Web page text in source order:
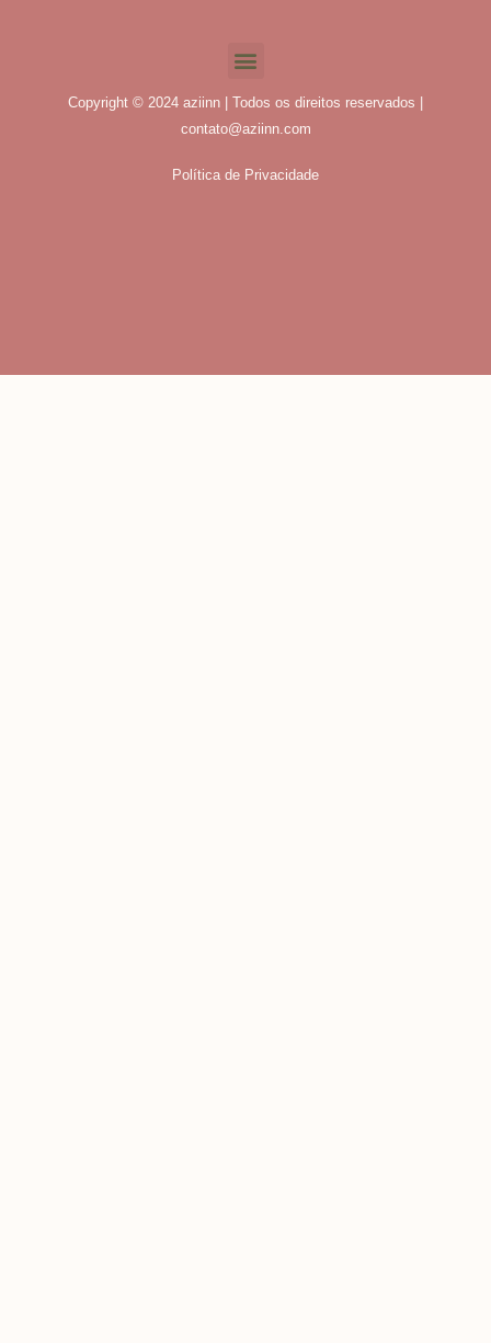
Copyright © 2024 aziinn | Todos os direitos reservados |
contato@aziinn.com
Política de Privacidade